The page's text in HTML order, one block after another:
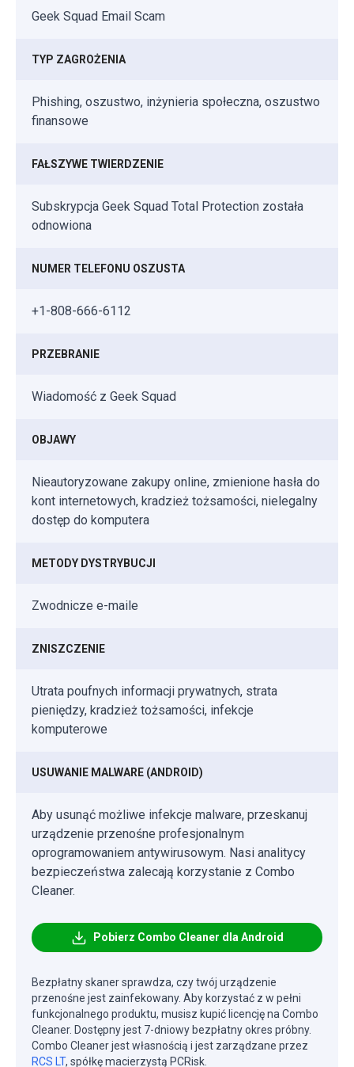
Geek Squad Email Scam
TYP ZAGROŻENIA
Phishing, oszustwo, inżynieria społeczna, oszustwo
finansowe
FAŁSZYWE TWIERDZENIE
Subskrypcja Geek Squad Total Protection została
odnowiona
NUMER TELEFONU OSZUSTA
+1-808-666-6112
PRZEBRANIE
Wiadomość z Geek Squad
OBJAWY
Nieautoryzowane zakupy online, zmienione hasła do
kont internetowych, kradzież tożsamości, nielegalny
dostęp do komputera
METODY DYSTRYBUCJI
Zwodnicze e-maile
ZNISZCZENIE
Utrata poufnych informacji prywatnych, strata
pieniędzy, kradzież tożsamości, infekcje
komputerowe
USUWANIE MALWARE (ANDROID)
Aby usunąć możliwe infekcje malware, przeskanuj
urządzenie przenośne profesjonalnym
oprogramowaniem antywirusowym. Nasi analitycy
bezpieczeństwa zalecają korzystanie z Combo
Cleaner.
Pobierz Combo Cleaner dla Android
Bezpłatny skaner sprawdza, czy twój urządzenie
przenośne jest zainfekowany. Aby korzystać z w pełni
funkcjonalnego produktu, musisz kupić licencję na Combo
Cleaner. Dostępny jest 7-dniowy bezpłatny okres próbny.
Combo Cleaner jest własnością i jest zarządzane przez
RCS LT, spółkę macierzystą PCRisk.